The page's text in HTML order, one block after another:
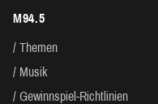
M94.5
Themen
Musik
Gewinnspiel-Richtlinien